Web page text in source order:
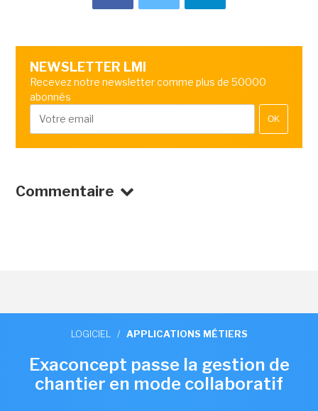
NEWSLETTER LMI
Recevez notre newsletter comme plus de 50000
abonnés
OK
Commentaire
LOGICIEL / APPLICATIONS MÉTIERS
Exaconcept passe la gestion de
chantier en mode collaboratif